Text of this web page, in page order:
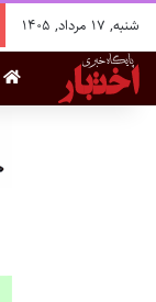
شنبه, ۱۷ مرداد, ۱۴۰۵